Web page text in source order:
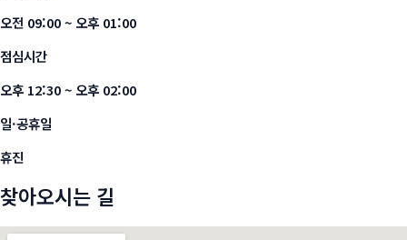
오전 09:00 ~ 오후 01:00
점심시간
오후 12:30 ~ 오후 02:00
일·공휴일
휴진
찾아오시는 길